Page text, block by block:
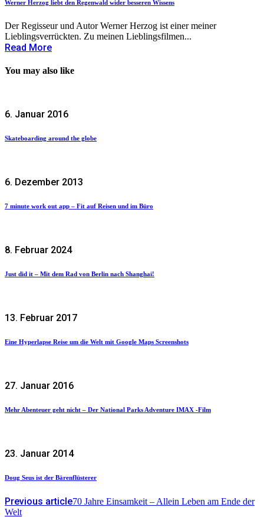
Werner Herzog liebt den Regenwald wider besseren Wissens
Der Regisseur und Autor Werner Herzog ist einer meiner
Lieblingsverrückten. Zu meinen Lieblingsfilmen...
Read More
You may also like
6. Januar 2016
Skateboarding around the globe
6. Dezember 2013
7 minute work out app – Fit auf Reisen und im Büro
8. Februar 2024
Just did it – Mit dem Rad von Berlin nach Shanghai!
13. Februar 2017
Eine Hyperlapse Reise um die Welt mit Google Maps Screenshots
27. Januar 2016
Mehr Abenteuer geht nicht – Der National Parks Adventure IMAX -Film
23. Januar 2014
Doug Seus ist der Bärenflüsterer
Previous article70 Jahre Einsamkeit – Allein Leben am Ende der
Welt